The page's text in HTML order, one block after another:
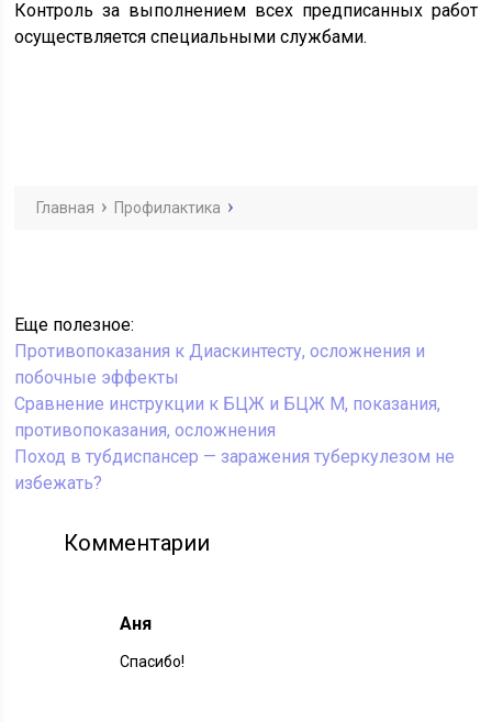
Контроль за выполнением всех предписанных работ
осуществляется специальными службами.
Главная Профилактика
Еще полезное:
Противопоказания к Диаскинтесту, осложнения и
побочные эффекты
Сравнение инструкции к БЦЖ и БЦЖ М, показания,
противопоказания, осложнения
Поход в тубдиспансер — заражения туберкулезом не
избежать?
Комментарии
Аня
Спасибо!